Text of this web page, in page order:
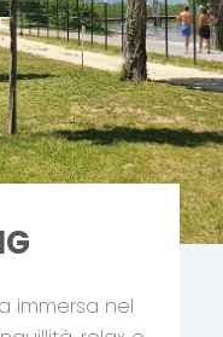
immersa nel